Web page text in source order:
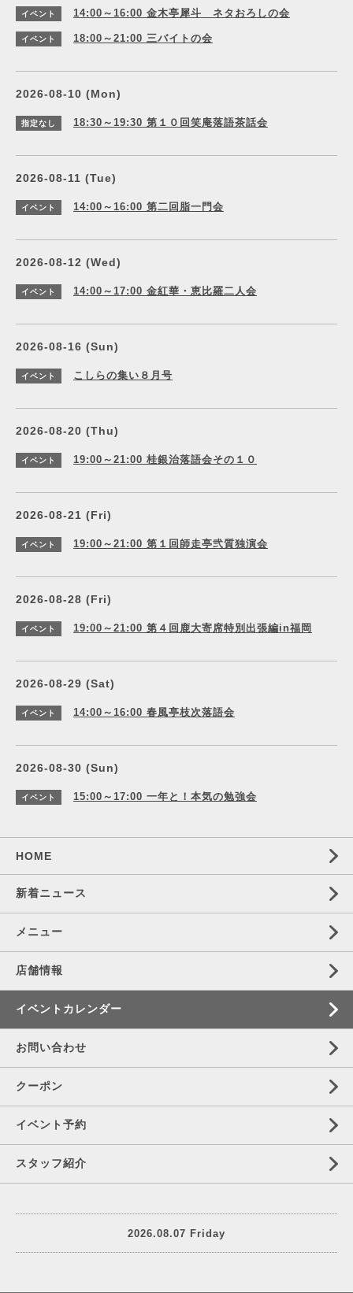
イベント 14:00～16:00 金木亭犀斗 ネタおろしの会
イベント 18:00～21:00 三バイトの会
2026-08-10 (Mon)
指定なし 18:30～19:30 第１０回笑庵落語茶話会
2026-08-11 (Tue)
イベント 14:00～16:00 第二回脂一門会
2026-08-12 (Wed)
イベント 14:00～17:00 金紅華・恵比羅二人会
2026-08-16 (Sun)
イベント こしらの集い８月号
2026-08-20 (Thu)
イベント 19:00～21:00 桂銀治落語会その１０
2026-08-21 (Fri)
イベント 19:00～21:00 第１回師走亭弐質独演会
2026-08-28 (Fri)
イベント 19:00～21:00 第４回鹿大寄席特別出張編in福岡
2026-08-29 (Sat)
イベント 14:00～16:00 春風亭枝次落語会
2026-08-30 (Sun)
イベント 15:00～17:00 一年と！本気の勉強会
HOME
新着ニュース
メニュー
店舗情報
イベントカレンダー
お問い合わせ
クーポン
イベント予約
スタッフ紹介
2026.08.07 Friday